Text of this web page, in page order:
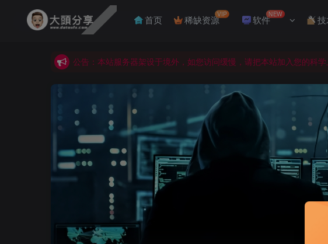
首页 稀缺资源VIP 软件NEW
公告：本站资源需登录后下载。如果没有找到您需要的资源，请私信站
公告：本站服务器架设于境外，如您访问缓慢，请把本站加入您的科学
公告：本站资源需登录后下载。如果没有找到您需要的资源，请私信